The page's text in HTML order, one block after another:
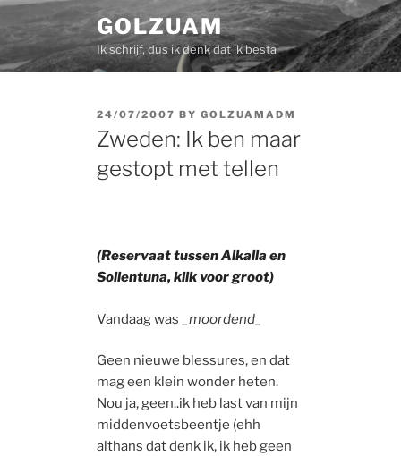
Skip
to
content
GOLZUAM
Ik schrijf, dus ik denk dat ik besta
POSTED
ON
24/07/2007 BYGOLZUAMADM
Zweden: Ik ben maar
gestopt met tellen
(Reservaat tussen Alkalla en
Sollentuna, klik voor groot)
Vandaag was _moordend_
Geen nieuwe blessures, en dat
mag een klein wonder heten.
Nou ja, geen..ik heb last van mijn
middenvoetsbeentje (ehh
althans dat denk ik, ik heb geen